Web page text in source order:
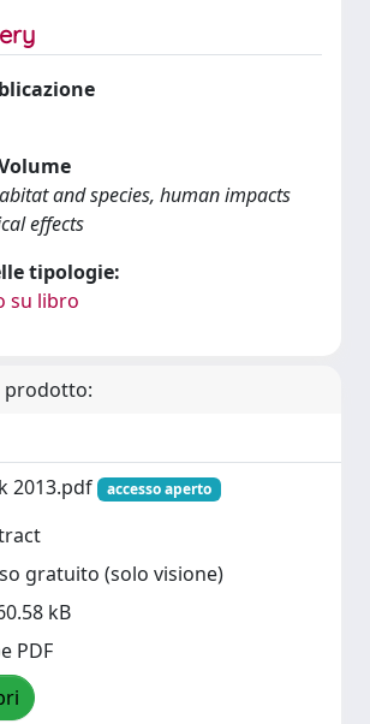
and species, human impacts
effects
tipologie:
su libro
prodotto:
2013.pdf
accesso aperto
gratuito (solo visione)
kB
PDF